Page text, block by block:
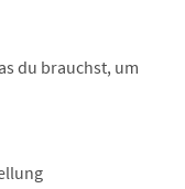
du brauchst, um